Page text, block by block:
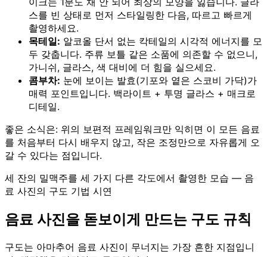
스를 빈 상태로 먼저 스타일링한 다음, 따르고 빠르게
촬영하세요.
목테일: 알코올 단서 없는 칵테일의 시각적 에너지를 모
두 갖춥니다. 주류 보틀 같은 소품에 의존할 수 없으니,
가니쉬, 글라스, 색 대비에 더 힘을 실으세요.
콤부차: 눈에 보이는 발효(기포와 옅은 스코비 가닥)가
매력 포인트입니다. 백라이트 + 투명 글라스 + 매크로
디테일.
좋은 소식은: 위의 보편적 프레임워크만 익히면 이 모든 음료
를 처음부터 다시 배우지 않고, 작은 조정만으로 자유롭게 오
갈 수 있다는 점입니다.
세 잔의 밀맥주를 세 가지 다른 각도에서 촬영한 모습 — 음
료 사진의 구도 기법 시연
음료 사진을 돋보이게 만드는 구도 규칙
구도는 아마추어 음료 사진이 무너지는 가장 흔한 지점입니